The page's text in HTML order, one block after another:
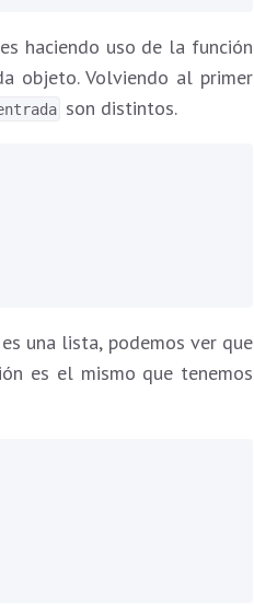
haciendo uso de la función
objeto. Volviendo al primer
son distintos.
una lista, podemos ver que
es el mismo que tenemos